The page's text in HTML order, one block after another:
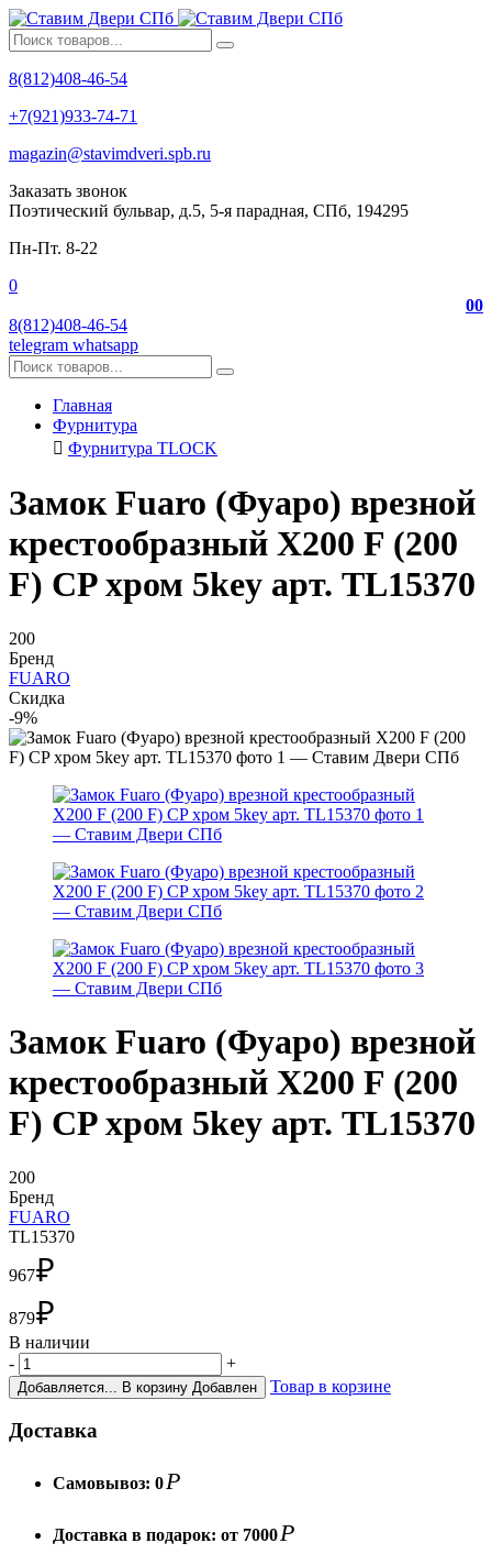
8(812)408-46-54
+7(921)933-74-71
magazin@stavimdveri.spb.ru
Заказать звонок
Поэтический бульвар, д.5, 5-я парадная, СПб, 194295
Пн-Пт. 8-22
0
00
8(812)408-46-54
telegram whatsapp
Главная
Фурнитура
Фурнитура TLOCK
Замок Fuaro (Фуаро) врезной
крестообразный X200 F (200
F) CP хром 5key арт. TL15370
200
Бренд
FUARO
Скидка
-9%
Замок Fuaro (Фуаро) врезной
крестообразный X200 F (200
F) CP хром 5key арт. TL15370
200
Бренд
FUARO
TL15370
967₽
879₽
В наличии
-
+
Добавляется... В корзину Добавлен Товар в корзине
Доставка
Самовывоз: 0Р
Доставка в подарок: от 7000Р